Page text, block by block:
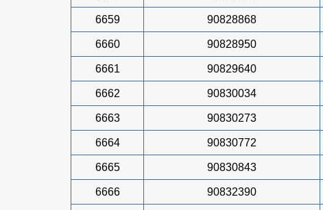
6659 90828868
6660 90828950
6661 90829640
6662 90830034
6663 90830273
6664 90830772
6665 90830843
6666 90832390